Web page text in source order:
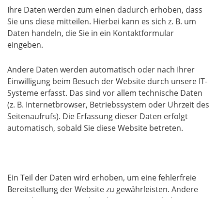
Ihre Daten werden zum einen dadurch erhoben, dass
Sie uns diese mitteilen. Hierbei kann es sich z. B. um
Daten handeln, die Sie in ein Kontaktformular
eingeben.
Andere Daten werden automatisch oder nach Ihrer
Einwilligung beim Besuch der Website durch unsere IT-
Systeme erfasst. Das sind vor allem technische Daten
(z. B. Internetbrowser, Betriebssystem oder Uhrzeit des
Seitenaufrufs). Die Erfassung dieser Daten erfolgt
automatisch, sobald Sie diese Website betreten.
Ein Teil der Daten wird erhoben, um eine fehlerfreie
Bereitstellung der Website zu gewährleisten. Andere